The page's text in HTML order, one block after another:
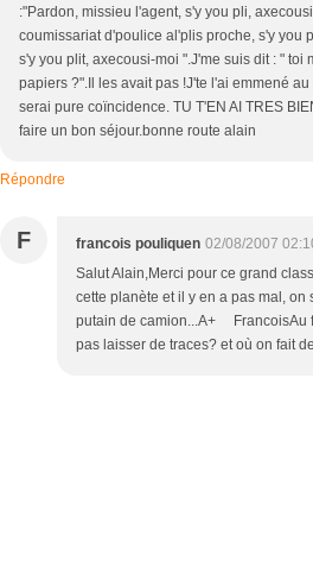
:"Pardon, missieu l'agent, s'y you pli,
coumissariat d'poulice al'plis proche, s'y you
s'y you plit, axecousi-moi ".J'me suis dit : " toi
papiers ?".Il les avait pas !J'te l'ai emmené
serai pure coïncidence. TU T'EN AI TRES
faire un bon séjour.bonne route alain
Répondre
F francois pouliquen 02/08/2007
Salut Alain,Merci pour ce grand
cette planète et il y en a pas mal, on
putain de camion...A+ FrancoisAu
pas laisser de traces? et où on fait